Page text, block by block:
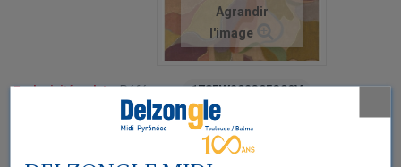
Agrandir
l'image
Exclusivité web ! Référence 1785W202305309V
Panoramique CASADECO Wonderwalls 3
WDWT202305309V